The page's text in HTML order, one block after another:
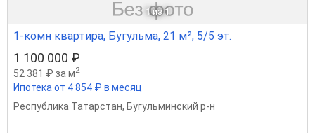
1 из 1
1-комн квартира, Бугульма, 21 м², 5/5 эт.
1 100 000 ₽
52 381 ₽ за м2
Ипотека от 4 854 ₽ в месяц
Республика Татарстан, Бугульминский р-н